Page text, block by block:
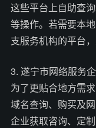
这些平台上自助查
等操作。若需要本
支服务机构的平台
3. 遂宁市网络服务
为了更贴合地方需
域名查询、购买及
企业获取咨询、定